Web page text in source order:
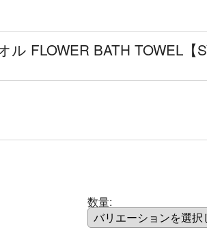
FLOWER BATH TOWEL【
数量: